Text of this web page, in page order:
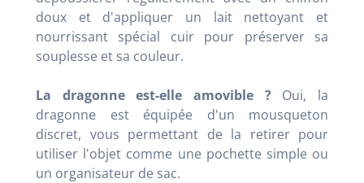
doux et d'appliquer un lait nettoyant et
nourrissant spécial cuir pour préserver sa
souplesse et sa couleur.
La dragonne est-elle amovible ?Oui, la
dragonne est équipée d'un mousqueton
discret, vous permettant de la retirer pour
utiliser l'objet comme une pochette simple ou
un organisateur de sac.